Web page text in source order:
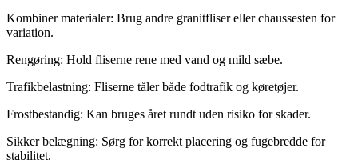
Kombiner materialer: Brug andre granitfliser eller chaussesten for
variation.
Rengøring: Hold fliserne rene med vand og mild sæbe.
Trafikbelastning: Fliserne tåler både fodtrafik og køretøjer.
Frostbestandig: Kan bruges året rundt uden risiko for skader.
Sikker belægning: Sørg for korrekt placering og fugebredde for
stabilitet.